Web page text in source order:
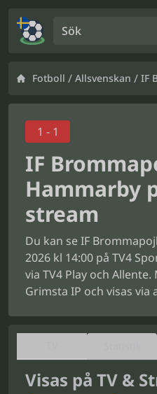
Fotboll / Allsvenskan / IF
1 - 1
IF
Hammarby
stream
Du kan se IF
2026 kl 14:00 på TV4
via TV4 Play och
Grimsta IP och visas via
Visas på TV &